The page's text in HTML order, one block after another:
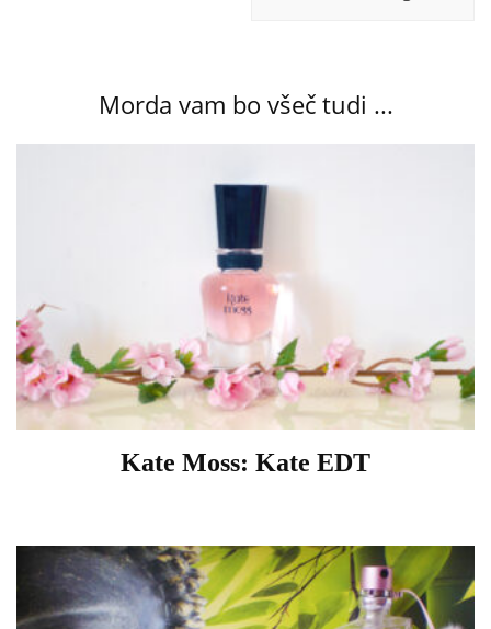
Morda vam bo všeč tudi ...
Kate Moss: Kate EDT